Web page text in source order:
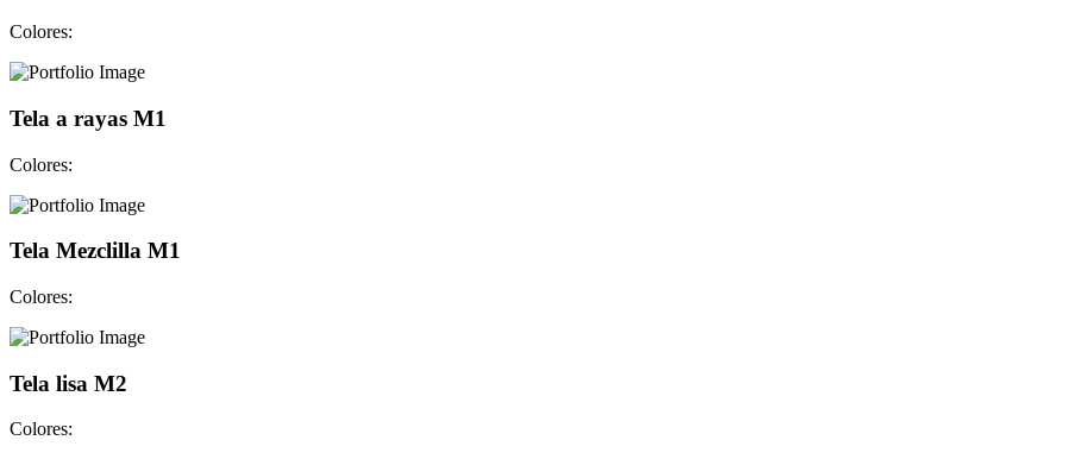
Colores:
Tela a rayas M1
Colores:
Tela Mezclilla M1
Colores:
Tela lisa M2
Colores: